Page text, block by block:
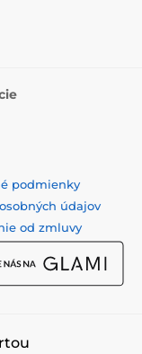
podmienky
údajov
od zmluvy